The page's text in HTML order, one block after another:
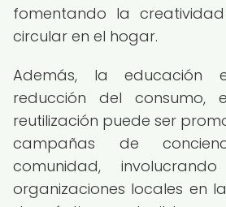
fomentando la
circular en el hogar.
Además, la
reducción del consumo,
reutilización puede ser
campañas de
comunidad,
organizaciones locales en